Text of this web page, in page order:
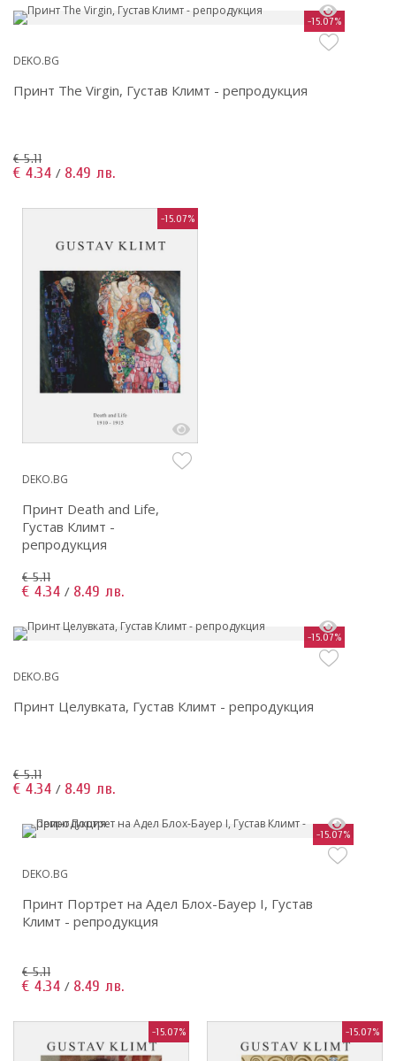
-15.07%
DEKO.BG
Принт The Virgin, Густав Климт - репродукция
€ 5.11
€ 4.34 / 8.49 лв.
-15.07%
DEKO.BG
Принт Death and Life,
Густав Климт -
репродукция
€ 5.11
€ 4.34 / 8.49 лв.
-15.07%
DEKO.BG
Принт Целувката, Густав Климт - репродукция
€ 5.11
€ 4.34 / 8.49 лв.
-15.07%
DEKO.BG
Принт Портрет на Адел Блох-Бауер I, Густав
Климт - репродукция
€ 5.11
€ 4.34 / 8.49 лв.
-15.07% -15.07%